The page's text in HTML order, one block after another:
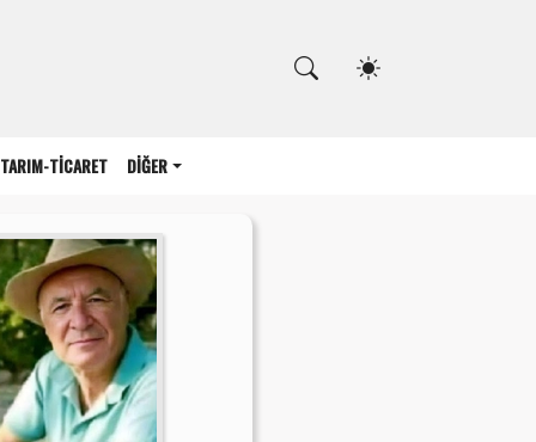
TARIM-TİCARET DİĞER